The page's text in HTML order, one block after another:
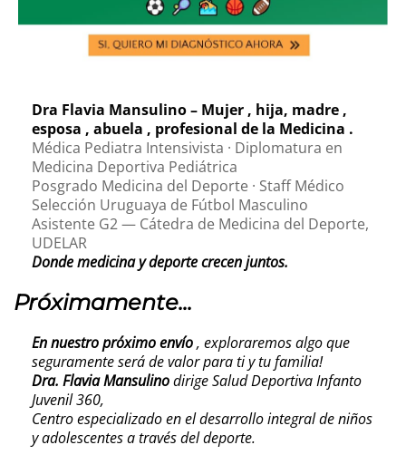
Dra Flavia Mansulino – Mujer , hija, madre ,
esposa , abuela , profesional de la Medicina .
Médica Pediatra Intensivista · Diplomatura en
Medicina Deportiva Pediátrica
Posgrado Medicina del Deporte · Staff Médico
Selección Uruguaya de Fútbol Masculino
Asistente G2 — Cátedra de Medicina del Deporte,
UDELAR
Donde medicina y deporte crecen juntos.
Próximamente...
En nuestro próximo envío, exploraremos algo que
seguramente será de valor para ti y tu familia!
Dra. Flavia Mansulinodirige Salud Deportiva Infanto
Juvenil 360,
Centro especializado en el desarrollo integral de niños
y adolescentes a través del deporte.